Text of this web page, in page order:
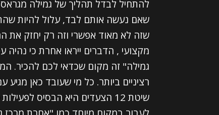
להתחיל לבדל תהליך של גמילה
שאם נעשה אותם לבד, עלול להיות
שזה לא מאוד אפשרי וזה רק יחזק את
מקצועי , הדברים ייראו אחרת כי
גמילה" זה מקום שכדאי לכם להכיר.
רציניים ביותר. כל מי שעובד כאן מגיע
שיטת 12 הצעדים היא הבסיס